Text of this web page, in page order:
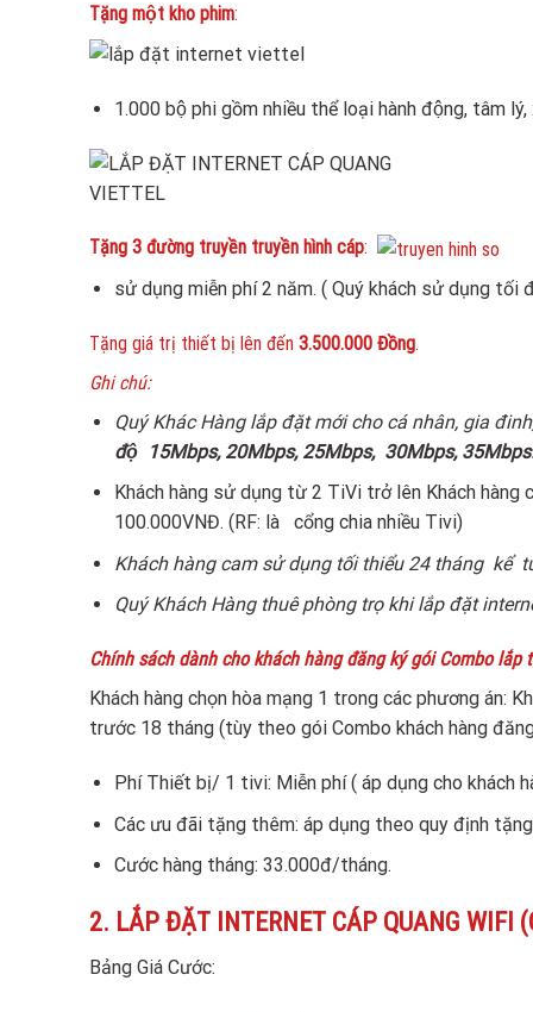
Tặng một kho phim:
1.000 bộ phi gồm nhiều thể loại hành động, tâm
Tặng 3 đường truyền truyền hình cáp:
sử dụng miễn phí 2 năm. ( Quý khách sử dụng
Tặng giá trị thiết bị lên đến 3.500.000 Đồng.
Ghi chú:
Quý Khác Hàng lắp đặt mới cho cá nhân, gia
độ 15Mbps, 20Mbps, 25Mbps, 30Mbps,
Khách hàng sử dụng từ 2 TiVi trở lên Khách
100.000VNĐ. (RF: là cổng chia nhiều Tivi)
Khách hàng cam sử dụng tối thiểu 24 tháng kể
Quý Khách Hàng thuê phòng trọ khi lắp đặt
Chính sách dành cho khách hàng đăng ký gói Combo
Khách hàng chọn hòa mạng 1 trong các phương
trước 18 tháng (tùy theo gói Combo khách hàng
Phí Thiết bị/ 1 tivi: Miễn phí ( áp dụng cho khách
Các ưu đãi tặng thêm: áp dụng theo quy định
Cước hàng tháng: 33.000đ/tháng.
2. LẮP ĐẶT INTERNET CÁP QUANG
Bảng Giá Cước: